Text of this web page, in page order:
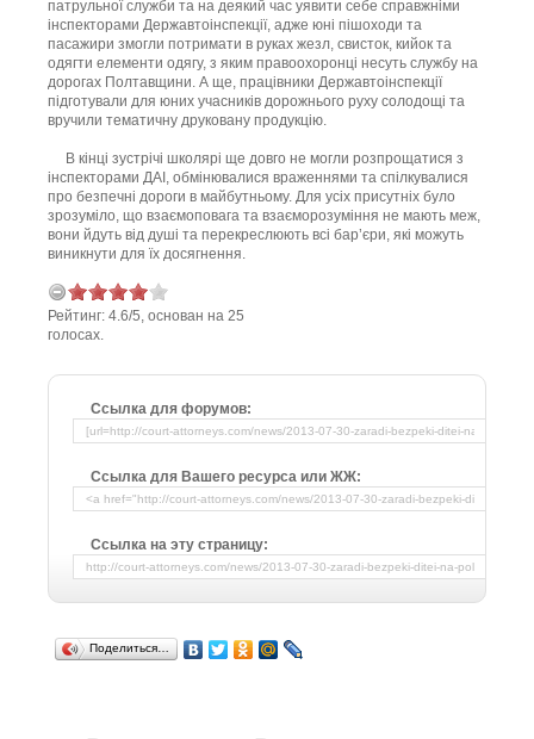
патрульної служби та на деякий час уявити себе справжніми
інспекторами Державтоінспекції, адже юні пішоходи та
пасажири змогли потримати в руках жезл, свисток, кийок та
одягти елементи одягу, з яким правоохоронці несуть службу на
дорогах Полтавщини. А ще, працівники Державтоінспекції
підготували для юних учасників дорожнього руху солодощі та
вручили тематичну друковану продукцію.
В кінці зустрічі школярі ще довго не могли розпрощатися з
інспекторами ДАІ, обмінювалися враженнями та спілкувалися
про безпечні дороги в майбутньому. Для усіх присутніх було
зрозуміло, що взаємоповага та взаєморозуміння не мають меж,
вони йдуть від душі та перекреслюють всі бар’єри, які можуть
виникнути для їх досягнення.
Рейтинг: 4.6/5, основан на 25
голосах.
Ссылка для форумов:
Ссылка для Вашего ресурса или ЖЖ:
Ссылка на эту страницу:
Поделиться…